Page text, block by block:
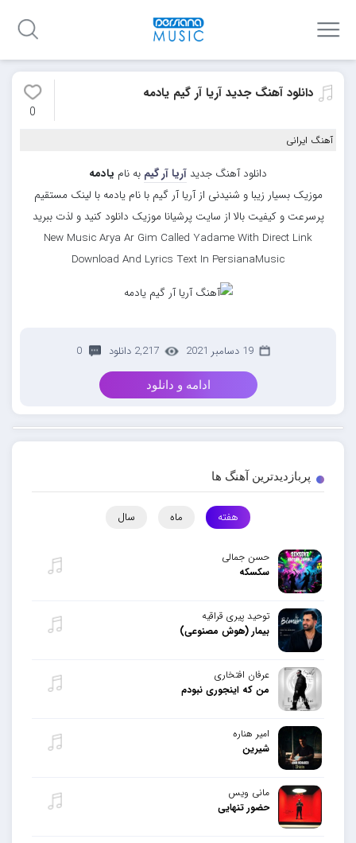
دانلود آهنگ جدید آریا آر گیم یادمه
0
آهنگ ایرانی
دانلود آهنگ جدید آریا آر گیم به نام یادمه
موزیک بسیار زیبا و شنیدنی از آریا آر گیم با نام یادمه با لینک مستقیم
پرسرعت و کیفیت بالا از سایت پرشیانا موزیک دانلود کنید و لذت ببرید
New Music Arya Ar Gim Called Yadame With Direct Link
Download And Lyrics Text In PersianaMusic
19 دسامبر 2021 2,217 دانلود 0
ادامه و دانلود
پربازدیدترین آهنگ ها
هفته ماه سال
حسن جمالی
سکسکه
توحید پیری قراقیه
بیمار (هوش مصنوعی)
عرفان افتخاری
من که اینجوری نبودم
امیر هناره
شیرین
مانی ویس
حضور تنهایی